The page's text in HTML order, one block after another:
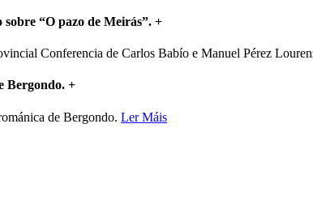
“O pazo de Meirás”. +
Conferencia de Carlos Babío e Manuel Pérez
Bergondo. +
de Bergondo. Ler Máis